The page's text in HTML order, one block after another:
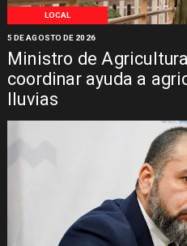
LOCAL
Ministro de
coordinar ayuda a
lluvias
5 DE AGOSTO DE 2026